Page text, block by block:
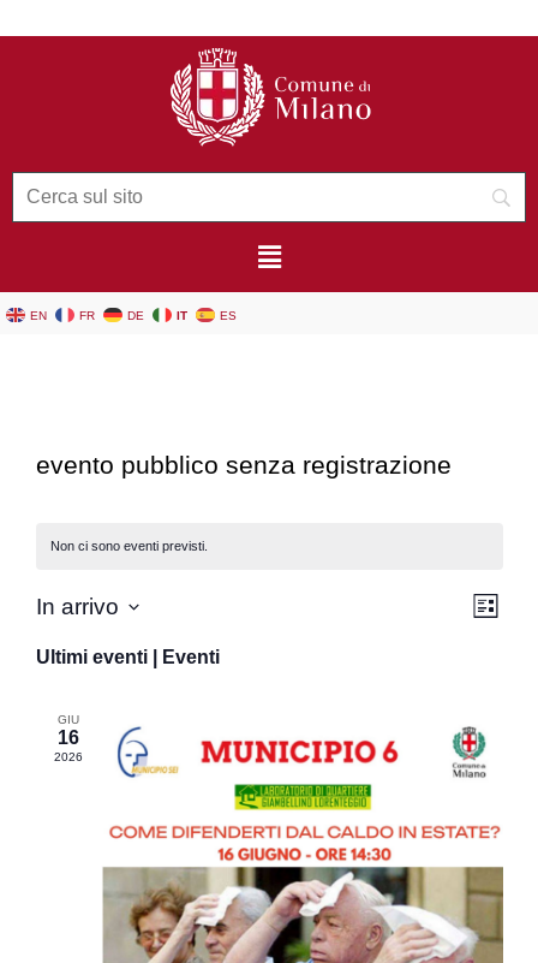
EN FR DE IT ES
evento pubblico senza registrazione
Non ci sono eventi previsti.
Lista
In arrivo
la
data.
Ultimi eventi | Eventi
GIU
16
2026